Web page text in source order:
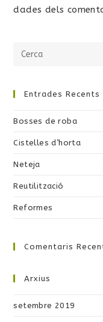
dades dels
Entrades Recents
Bosses de roba
Cistelles d’horta
Neteja
Reutilització
Reformes
Comentaris
Arxius
setembre 2019